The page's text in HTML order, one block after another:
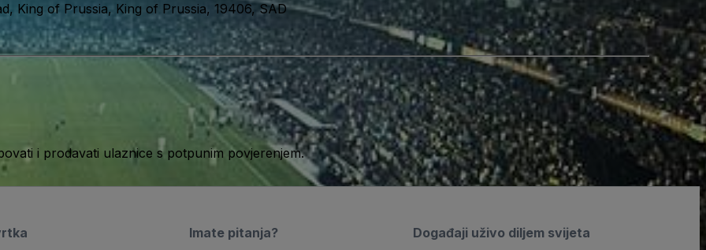
King of Prussia, King of Prussia, 19406, SAD
i prodavati ulaznice s potpunim povjerenjem.
Događaji uživo diljem svijeta
Imate pitanja?